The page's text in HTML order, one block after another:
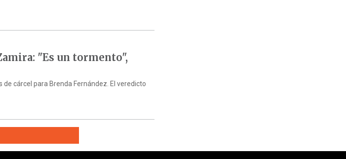
"Es un tormento",
cárcel para Brenda Fernández. El veredicto